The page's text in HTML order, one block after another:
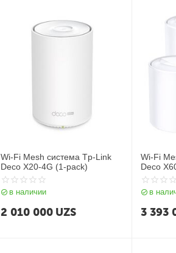
Wi-Fi Mesh система Tp-Link
Deco X20-4G (1-pack)
в наличии
2 010 000 UZS
Wi-Fi
Deco
в
3 393